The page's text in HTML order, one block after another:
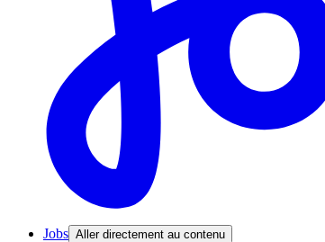
Jobs Aller directement au contenu